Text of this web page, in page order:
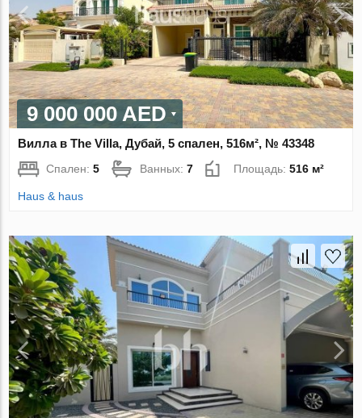
9 000 000 AED
Вилла в The Villa, Дубай, 5 спален, 516м², № 43348
Спален:5 Ванных:7 Площадь:516 м²
Haus & haus